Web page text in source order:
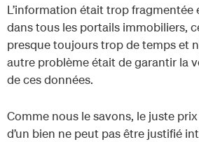
L’information était trop fragmentée
dans tous les portails immobiliers,
presque toujours trop de temps et
autre problème était de garantir la
de ces données.
Comme nous le savons, le juste
d’un bien ne peut pas être justifié